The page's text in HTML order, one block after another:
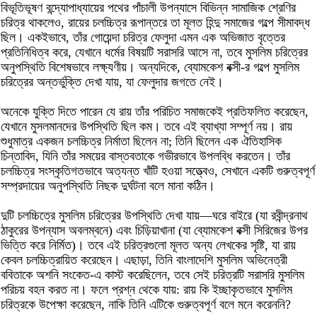
বিভূতিভূষণ বন্দ্যোপাধ্যায়ের পথের পাঁচালী উপন্যাসে বিভিন্ন সামাজিক শ্রেণির
চরিত্র থাকলেও, রায়ের চলচ্চিত্র রূপান্তরে তা মূলত হিন্দু সমাজের গল্পে সীমাবদ্ধ
ছিল। একইভাবে, তাঁর গোয়েন্দা চরিত্র ফেলুদা এমন এক অভিজাত বৃত্তের
প্রতিনিধিত্ব করে, যেখানে ধর্মের বিষয়টি সরাসরি আসে না, তবে মুসলিম চরিত্রের
অনুপস্থিতি বিশেষভাবে লক্ষ্যণীয়। অন্যদিকে, ব্যোমকেশ বক্সী-র গল্পে মুসলিম
চরিত্রের অন্তর্ভুক্তি দেখা যায়, যা ফেলুদার জগতে নেই।
অনেকে যুক্তি দিতে পারেন যে রায় তাঁর পরিচিত সমাজকেই প্রতিফলিত করেছেন,
যেখানে মুসলমানদের উপস্থিতি ছিল কম। তবে এই ব্যাখ্যা সম্পূর্ণ নয়। রায়
শুধুমাত্র একজন চলচ্চিত্র নির্মাতা ছিলেন না; তিনি ছিলেন এক ঐতিহাসিক
চিন্তাবিদ, যিনি তাঁর সময়ের বাস্তবতাকে গভীরভাবে উপলব্ধি করতেন। তাঁর
চলচ্চিত্র সংস্কৃতিগতভাবে অত্যন্ত খাঁটি হওয়া সত্ত্বেও, সেখানে একটি গুরুত্বপূর্ণ
সম্প্রদায়ের অনুপস্থিতি নিছক দুর্ঘটনা বলে মানা কঠিন।
দুটি চলচ্চিত্রে মুসলিম চরিত্রের উপস্থিতি দেখা যায়—ঘরে বাইরে (যা রবীন্দ্রনাথ
ঠাকুরের উপন্যাস অবলম্বনে) এবং চিড়িয়াখানা (যা ব্যোমকেশ বক্সী সিরিজের উপর
ভিত্তি করে নির্মিত)। তবে এই চরিত্রগুলো মূলত অন্য লেখকের সৃষ্টি, যা রায়
কেবল চলচ্চিত্রায়িত করেছেন। এছাড়া, তিনি বাংলাদেশি মুসলিম অভিনেত্রী
ববিতাকে অশনি সংকেত-এ কাস্ট করেছিলেন, তবে সেই চরিত্রটি সরাসরি মুসলিম
পরিচয় বহন করত না। ফলে প্রশ্ন থেকে যায়: রায় কি ইচ্ছাকৃতভাবে মুসলিম
চরিত্রকে উপেক্ষা করেছেন, নাকি তিনি এটিকে গুরুত্বপূর্ণ বলে মনে করেননি?